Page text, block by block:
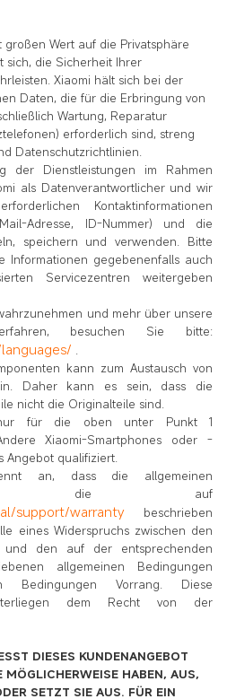
großen Wert auf die Privatsphäre
sich, die Sicherheit Ihrer
Xiaomi hält sich bei der
Daten, die für die Erbringung von
Wartung, Reparatur
erforderlich sind, streng
Datenschutzrichtlinien.
der Dienstleistungen im Rahmen
als Datenverantwortlicher und wir
Kontaktinformationen
Adresse, ID-Nummer) und die
speichern und verwenden. Bitte
Informationen gegebenenfalls auch
Servicezentren weitergeben
und mehr über unsere
besuchen Sie bitte:
.
kann zum Austausch von
Daher kann es sein, dass die
nicht die Originalteile sind.
für die oben unter Punkt 1
Xiaomi-Smartphones oder -
Angebot qualifiziert.
an, dass die allgemeinen
die auf
support/warrantybeschrieben
eines Widerspruchs zwischen den
und den auf der entsprechenden
allgemeinen Bedingungen
Bedingungen Vorrang. Diese
dem Recht von der
DIESES KUNDENANGEBOT
MÖGLICHERWEISE HABEN, AUS,
SETZT SIE AUS. FÜR EIN